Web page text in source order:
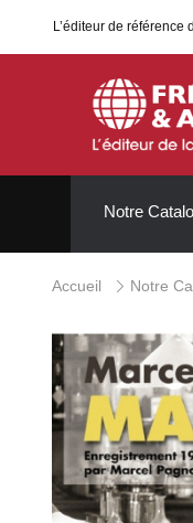
L’éditeur de
Notre
Accueil Notre